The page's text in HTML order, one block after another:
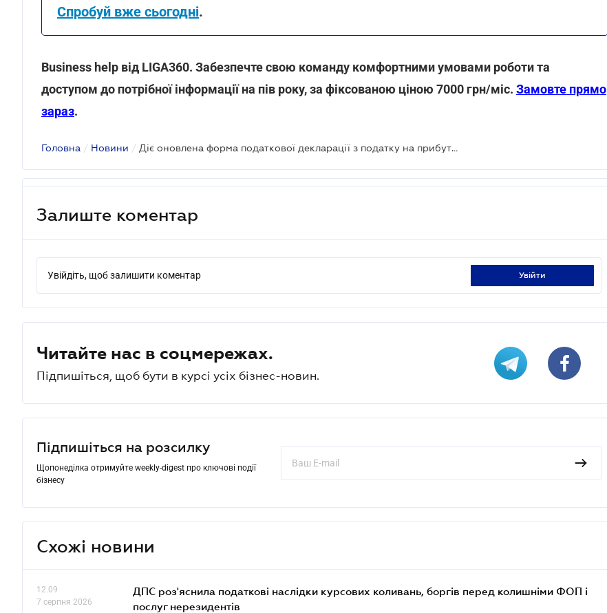
Спробуй вже сьогодні.
Business help від LIGA360. Забезпечте свою команду комфортними умовами роботи та
доступом до потрібної інформації на пів року, за фіксованою ціною 7000 грн/міс. Замовте прямо
зараз.
Головна / Новини / Діє оновлена форма податкової декларації з податку на прибуток
Залиште коментар
Увійдіть, щоб залишити коментар увійти
Читайте нас в соцмережах.
Підпишіться, щоб бути в курсі усіх бізнес-новин.
Підпишіться на розсилку
Щопонеділка отримуйте weekly-digest про ключові події
бізнесу
Схожі новини
12.09
7 серпня 2026
ДПС роз'яснила податкові наслідки курсових коливань, боргів перед колишніми ФОП і
послуг нерезидентів